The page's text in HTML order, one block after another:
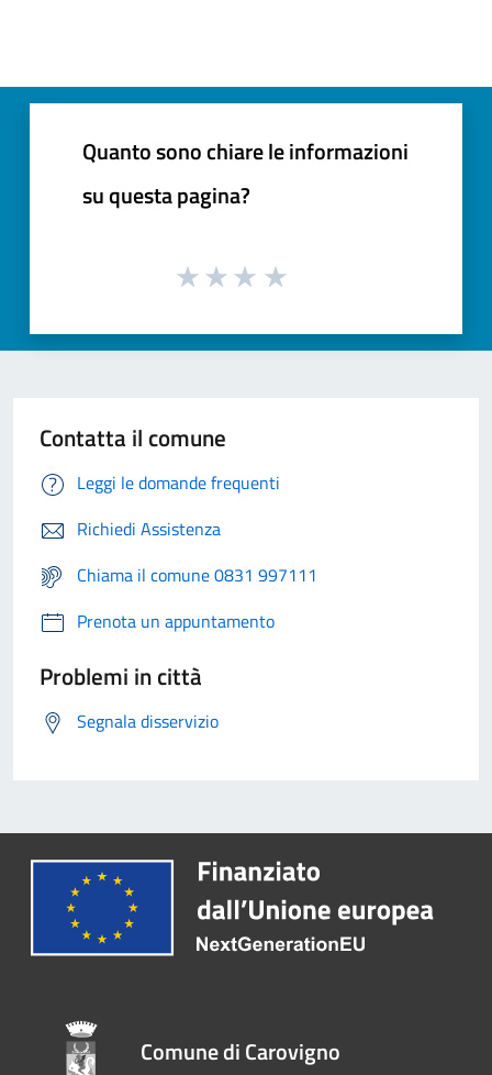
Quanto sono chiare le informazioni
su questa pagina?
Contatta il comune
Leggi le domande frequenti
Richiedi Assistenza
Chiama il comune 0831 997111
Prenota un appuntamento
Problemi in città
Segnala disservizio
Comune di Carovigno